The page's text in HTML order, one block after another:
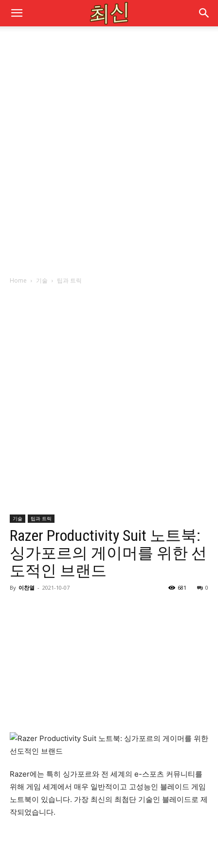
Home 기술 팁과 트릭
기술 팁과 트릭
Razer Productivity Suit 노트북:
싱가포르의 게이머를 위한 선
도적인 브랜드
By 이찬열 - 2021-10-07 0
681
Razer에는 특히 싱가포르와 전 세계의 e-스포츠 커뮤니티를
위해 게임 세계에서 매우 일반적이고 고성능인 블레이드 게임
노트북이 있습니다. 가장 최신의 최첨단 기술인 블레이드로 제
작되었습니다.